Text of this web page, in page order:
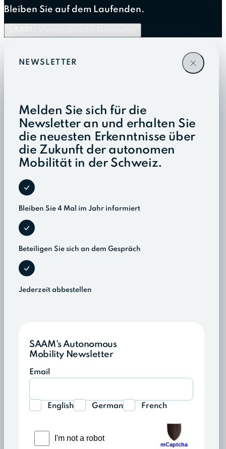
Bleiben Sie auf dem Laufenden.
NEWSLETTER
Melden Sie sich für die
Newsletter an und erhalten Sie
die neuesten Erkenntnisse über
die Zukunft der autonomen
Mobilität in der Schweiz.
Bleiben Sie 4 Mal im Jahr informiert
Beteiligen Sie sich an dem Gespräch
Jederzeit abbestellen
SAAM's Autonomous
Mobility Newsletter
Email
English German French